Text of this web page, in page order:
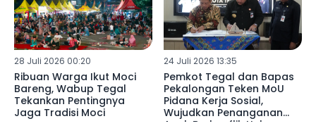
28 Juli 2026 00:20
Ribuan Warga Ikut Moci
Bareng, Wabup Tegal
Tekankan Pentingnya
Jaga Tradisi Moci
24 Juli 2026 13:35
Pemkot Tegal dan Bapas
Pekalongan Teken MoU
Pidana Kerja Sosial,
Wujudkan Penanganan
Anak Berkonflik Hukum